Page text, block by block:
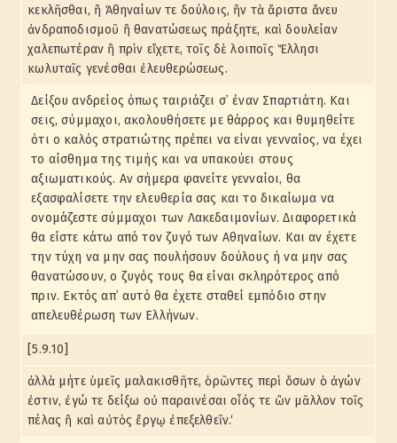
κεκλῆσθαι, ἢ Ἀθηναίων τε δούλοις, ἢν τὰ ἄριστα ἄνευ
ἀνδραποδισμοῦ ἢ θανατώσεως πράξητε, καὶ δουλείαν
χαλεπωτέραν ἢ πρὶν εἴχετε, τοῖς δὲ λοιποῖς Ἕλλησι
κωλυταῖς γενέσθαι ἐλευθερώσεως.
Δείξου ανδρείος όπως ταιριάζει σ᾽ έναν Σπαρτιάτη. Και
σεις, σύμμαχοι, ακολουθήσετε με θάρρος και θυμηθείτε
ότι ο καλός στρατιώτης πρέπει να είναι γενναίος, να έχει
το αίσθημα της τιμής και να υπακούει στους
αξιωματικούς. Αν σήμερα φανείτε γενναίοι, θα
εξασφαλίσετε την ελευθερία σας και το δικαίωμα να
ονομάζεστε σύμμαχοι των Λακεδαιμονίων. Διαφορετικά
θα είστε κάτω από τον ζυγό των Αθηναίων. Και αν έχετε
την τύχη να μην σας πουλήσουν δούλους ή να μην σας
θανατώσουν, ο ζυγός τους θα είναι σκληρότερος από
πριν. Εκτός απ᾽ αυτό θα έχετε σταθεί εμπόδιο στην
απελευθέρωση των Ελλήνων.
[5.9.10]
ἀλλὰ μήτε ὑμεῖς μαλακισθῆτε, ὁρῶντες περὶ ὅσων ὁ ἀγών
ἐστιν, ἐγώ τε δείξω οὐ παραινέσαι οἷός τε ὢν μᾶλλον τοῖς
πέλας ἢ καὶ αὐτὸς ἔργῳ ἐπεξελθεῖν.‘